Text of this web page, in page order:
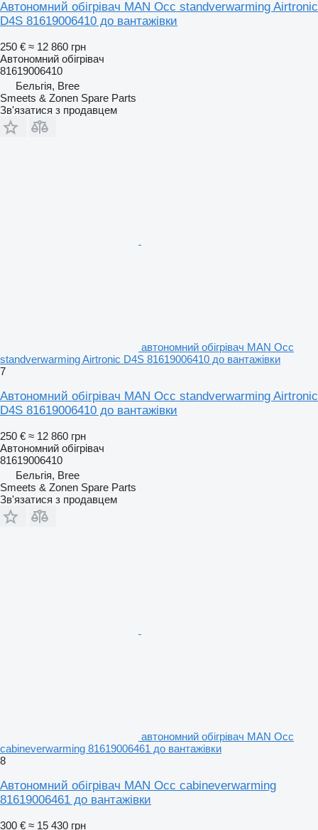
Автономний обігрівач MAN Occ standverwarming Airtronic
D4S 81619006410 до вантажівки
250 € ≈ 12 860 грн
Автономний обігрівач
81619006410
Бельгія, Bree
Smeets & Zonen Spare Parts
Зв'язатися з продавцем
автономний обігрівач MAN Occ
standverwarming Airtronic D4S 81619006410 до вантажівки
7
Автономний обігрівач MAN Occ standverwarming Airtronic
D4S 81619006410 до вантажівки
250 € ≈ 12 860 грн
Автономний обігрівач
81619006410
Бельгія, Bree
Smeets & Zonen Spare Parts
Зв'язатися з продавцем
автономний обігрівач MAN Occ
cabineverwarming 81619006461 до вантажівки
8
Автономний обігрівач MAN Occ cabineverwarming
81619006461 до вантажівки
300 € ≈ 15 430 грн